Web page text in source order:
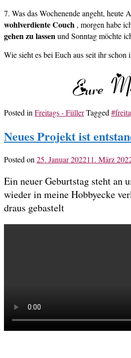
7. Was das Wochenende angeht, heute
wohlverdiente Couch , morgen habe
gehen zu lassenund Sonntag möchte
Wie sieht es bei Euch aus seit ihr schon
Posted in Freitags - FüllerTagged
Neues Projekt ist
Posted on25. Januar 202211. März
Ein neuer Geburtstag steht an
wieder in meine Hobbyecke
draus gebastelt